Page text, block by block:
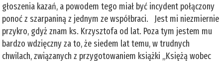
głoszenia kazań, a powodem tego miał być incydent połączony
ponoć z szarpaniną z jednym ze współbraci. Jest mi niezmiernie
przykro, gdyż znam ks. Krzysztofa od lat. Poza tym jestem mu
bardzo wdzięczny za to, że siedem lat temu, w trudnych
chwilach, związanych z przygotowaniem książki „Księżą wobec